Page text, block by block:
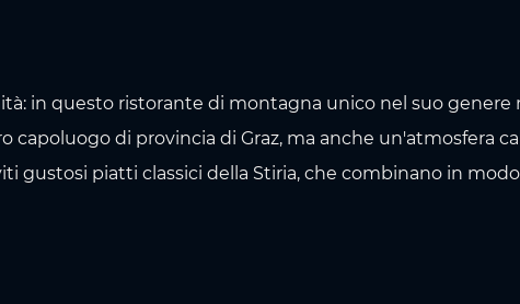
in questo ristorante di montagna unico nel suo genere
capoluogo di provincia di Graz, ma anche un'atmosfera
gustosi piatti classici della Stiria, che combinano in